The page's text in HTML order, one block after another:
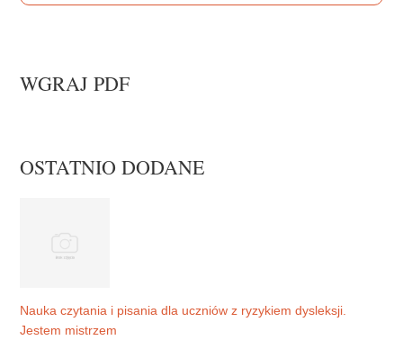
WGRAJ PDF
OSTATNIO DODANE
Nauka czytania i pisania dla uczniów z ryzykiem dysleksji.
Jestem mistrzem